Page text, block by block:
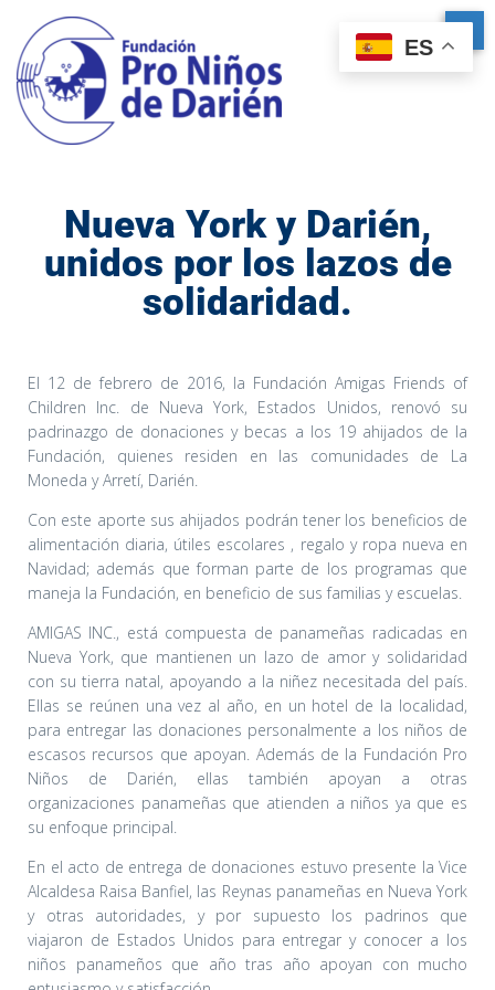
Nueva York y Darién,
unidos por los lazos de
solidaridad.
El 12 de febrero de 2016, la Fundación Amigas Friends of
Children Inc. de Nueva York, Estados Unidos, renovó su
padrinazgo de donaciones y becas a los 19 ahijados de la
Fundación, quienes residen en las comunidades de La
Moneda y Arretí, Darién.
Con este aporte sus ahijados podrán tener los beneficios de
alimentación diaria, útiles escolares , regalo y ropa nueva en
Navidad; además que forman parte de los programas que
maneja la Fundación, en beneficio de sus familias y escuelas.
AMIGAS INC., está compuesta de panameñas radicadas en
Nueva York, que mantienen un lazo de amor y solidaridad
con su tierra natal, apoyando a la niñez necesitada del país.
Ellas se reúnen una vez al año, en un hotel de la localidad,
para entregar las donaciones personalmente a los niños de
escasos recursos que apoyan. Además de la Fundación Pro
Niños de Darién, ellas también apoyan a otras
organizaciones panameñas que atienden a niños ya que es
su enfoque principal.
En el acto de entrega de donaciones estuvo presente la Vice
Alcaldesa Raisa Banfiel, las Reynas panameñas en Nueva York
y otras autoridades, y por supuesto los padrinos que
viajaron de Estados Unidos para entregar y conocer a los
niños panameños que año tras año apoyan con mucho
ES